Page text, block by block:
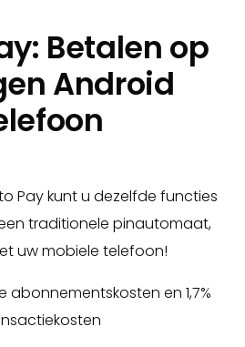
Betalen op
Android
Pay kunt u dezelfde functies
traditionele pinautomaat,
uw mobiele telefoon!
abonnementskosten en 1,7%